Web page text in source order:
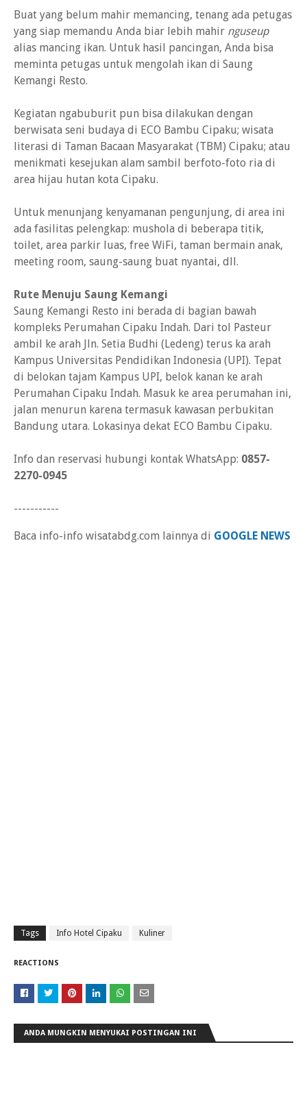
Buat yang belum mahir memancing, tenang ada petugas
yang siap memandu Anda biar lebih mahir nguseup
alias mancing ikan. Untuk hasil pancingan, Anda bisa
meminta petugas untuk mengolah ikan di Saung
Kemangi Resto.
Kegiatan ngabuburit pun bisa dilakukan dengan
berwisata seni budaya di ECO Bambu Cipaku; wisata
literasi di Taman Bacaan Masyarakat (TBM) Cipaku; atau
menikmati kesejukan alam sambil berfoto-foto ria di
area hijau hutan kota Cipaku.
Untuk menunjang kenyamanan pengunjung, di area ini
ada fasilitas pelengkap: mushola di beberapa titik,
toilet, area parkir luas, free WiFi, taman bermain anak,
meeting room, saung-saung buat nyantai, dll.
Rute Menuju Saung Kemangi
Saung Kemangi Resto ini berada di bagian bawah
kompleks Perumahan Cipaku Indah. Dari tol Pasteur
ambil ke arah Jln. Setia Budhi (Ledeng) terus ka arah
Kampus Universitas Pendidikan Indonesia (UPI). Tepat
di belokan tajam Kampus UPI, belok kanan ke arah
Perumahan Cipaku Indah. Masuk ke area perumahan ini,
jalan menurun karena termasuk kawasan perbukitan
Bandung utara. Lokasinya dekat ECO Bambu Cipaku.
Info dan reservasi hubungi kontak WhatsApp: 0857-
2270-0945
-----------
Baca info-info wisatabdg.com lainnya di GOOGLE NEWS
Tags Info Hotel Cipaku Kuliner
REACTIONS
ANDA MUNGKIN MENYUKAI POSTINGAN INI